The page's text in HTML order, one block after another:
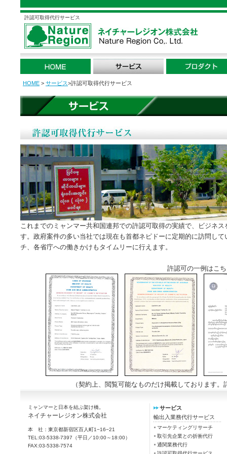
許認可取得代行サービス
HOME > サービス>許認可取得代行サービス
これまでのミャンマー共和国連邦での許認可取得の実績で、ビジネ
す。政府案件の多い当社では現在も首都ネピドーに定期的に訪問し
チ、各省庁への働きかけもタイムリーに行えます。
許認可の一例はこ
（契約上、閲覧可能なものだけ掲載しております
ミャンマーと日本を結ぶ架け橋。
ネイチャーレジオン株式会社
本 社：東京都新宿区百人町1−16−21
TEL:03-5338-7397（平日／10:00～18:00）
FAX:03-5338-7574
サービス
輸出入業務代行サービス
マーケティングリサーチ
取引先企業との折衝代行
通関業務代行